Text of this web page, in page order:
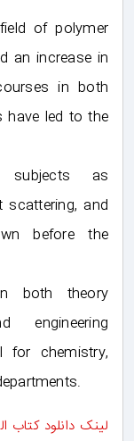
of polymer
an increase in
in both
have led to the
subjects as
and
before the
both theory
engineering
for chemistry,
لینک دانلود کتاب